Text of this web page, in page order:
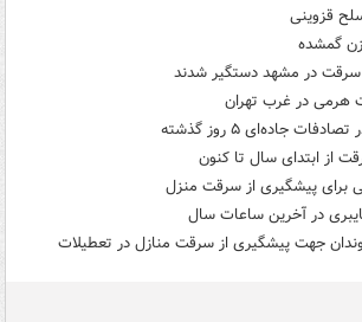
قزوینی
گمشده
هرمی در غرب تهران
در آخرین ساعات سال
جهت پیشگیری از سرقت منازل در تعطیلات